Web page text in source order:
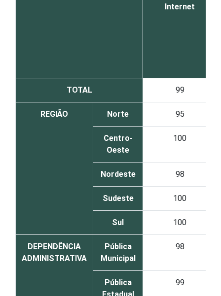
Internet
TOTAL 99
REGIÃO Norte 95
Centro-
Oeste
100
Nordeste 98
Sudeste 100
Sul 100
DEPENDÊNCIA
ADMINISTRATIVA
Pública
Municipal
98
Pública
99